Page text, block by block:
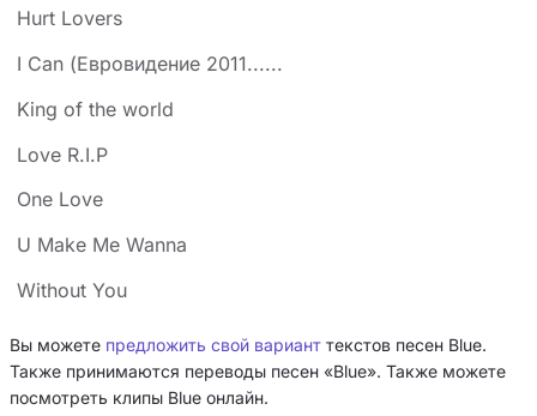
Hurt Lovers
I Can (Евровидение 2011......
King of the world
Love R.I.P
One Love
U Make Me Wanna
Without You
Вы можете предложить свой вариант текстов песен Blue.
Также принимаются переводы песен «Blue». Также можете
посмотреть клипы Blue онлайн.